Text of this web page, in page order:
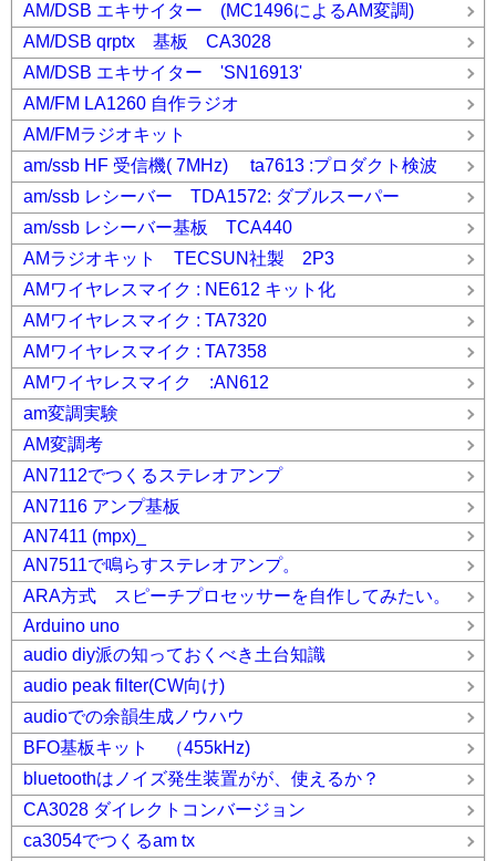
AM/DSB エキサイター (MC1496によるAM変調)
AM/DSB qrptx 基板 CA3028
AM/DSB エキサイター 'SN16913'
AM/FM LA1260 自作ラジオ
AM/FMラジオキット
am/ssb HF 受信機( 7MHz) ta7613 :プロダクト検波
am/ssb レシーバー TDA1572: ダブルスーパー
am/ssb レシーバー基板 TCA440
AMラジオキット TECSUN社製 2P3
AMワイヤレスマイク : NE612 キット化
AMワイヤレスマイク : TA7320
AMワイヤレスマイク : TA7358
AMワイヤレスマイク :AN612
am変調実験
AM変調考
AN7112でつくるステレオアンプ
AN7116 アンプ基板
AN7411 (mpx)_
AN7511で鳴らすステレオアンプ。
ARA方式 スピーチプロセッサーを自作してみたい。
Arduino uno
audio diy派の知っておくべき土台知識
audio peak filter(CW向け)
audioでの余韻生成ノウハウ
BFO基板キット （455kHz)
bluetoothはノイズ発生装置がが、使えるか？
CA3028 ダイレクトコンバージョン
ca3054でつくるam tx